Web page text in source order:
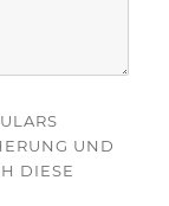
UND
DIESE